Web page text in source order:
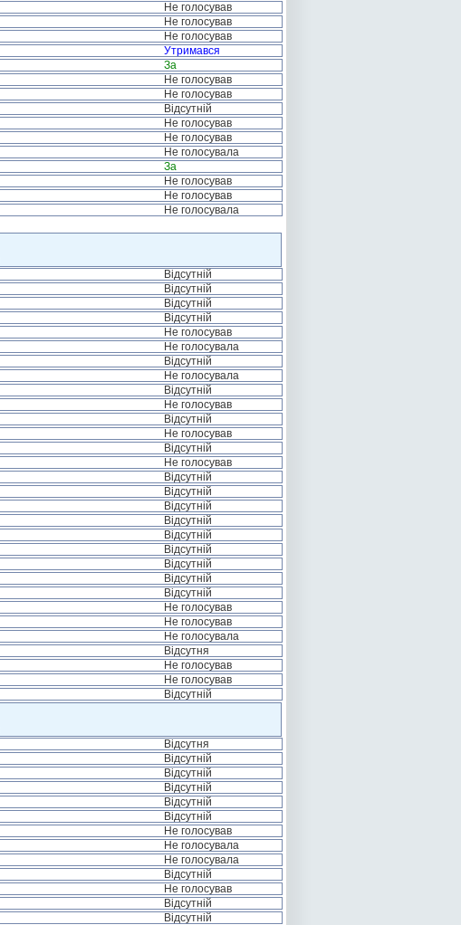
Не голосував
Не голосував
Не голосував
Утримався
За
Не голосував
Не голосував
Відсутній
Не голосував
Не голосував
Не голосувала
За
Не голосував
Не голосував
Не голосувала
Відсутній
Відсутній
Відсутній
Відсутній
Не голосував
Не голосувала
Відсутній
Не голосувала
Відсутній
Не голосував
Відсутній
Не голосував
Відсутній
Не голосував
Відсутній
Відсутній
Відсутній
Відсутній
Відсутній
Відсутній
Відсутній
Відсутній
Відсутній
Не голосував
Не голосував
Не голосувала
Відсутня
Не голосував
Не голосував
Відсутній
Відсутня
Відсутній
Відсутній
Відсутній
Відсутній
Відсутній
Не голосував
Не голосувала
Не голосувала
Відсутній
Не голосував
Відсутній
Відсутній